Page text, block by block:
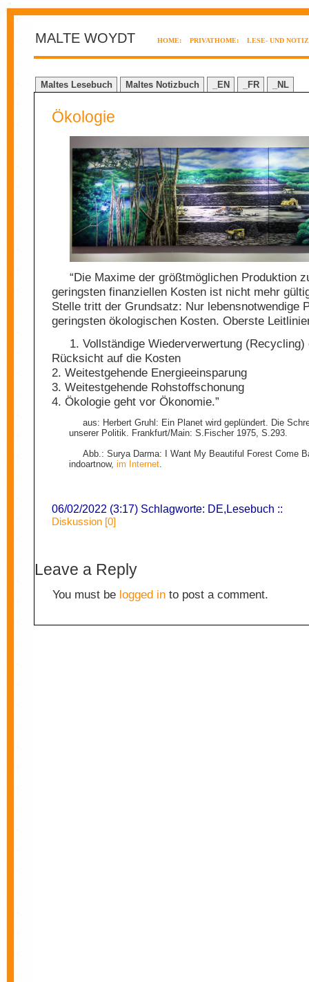
MALTE WOYDT HOME: PRIVATHOME: LESE- UND
Maltes Lesebuch Maltes Notizbuch _EN _FR _NL
Ökologie
“Die Maxime der größtmöglichen Produktion
geringsten finanziellen Kosten ist nicht mehr
Stelle tritt der Grundsatz: Nur lebensnotwendige
geringsten ökologischen Kosten. Oberste
1. Vollständige Wiederverwertung (Recycling)
Rücksicht auf die Kosten
2. Weitestgehende Energieeinsparung
3. Weitestgehende Rohstoffschonung
4. Ökologie geht vor Ökonomie.”
aus: Herbert Gruhl: Ein Planet wird geplündert. Die
unserer Politik. Frankfurt/Main: S.Fischer 1975, S.293.
Abb.: Surya Darma: I Want My Beautiful Forest Come
indoartnow, im Internet.
06/02/2022 (3:17) Schlagworte: DE Lesebuch ::
Diskussion [0]
Leave a Reply
You must be logged in to post a comment.